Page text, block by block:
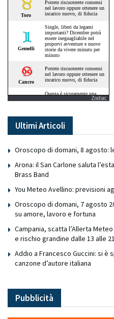
Zodiac
Ultimi Articoli
Oroscopo di domani, 8 agosto:
Arona: il San Carlone saluta
Brass Band
You Meteo Avellino: previsioni
Oroscopo di domani, 7 agosto
su amore, lavoro e fortuna
Campania, scatta l’Allerta
e rischio grandine dalle 13 alle 21
Addio a Francesco Guccini: si è
canzone d’autore italiana
Pubblicità